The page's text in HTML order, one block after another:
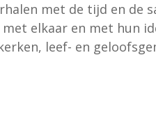
met de tijd en de
met elkaar en met hun
leef- en